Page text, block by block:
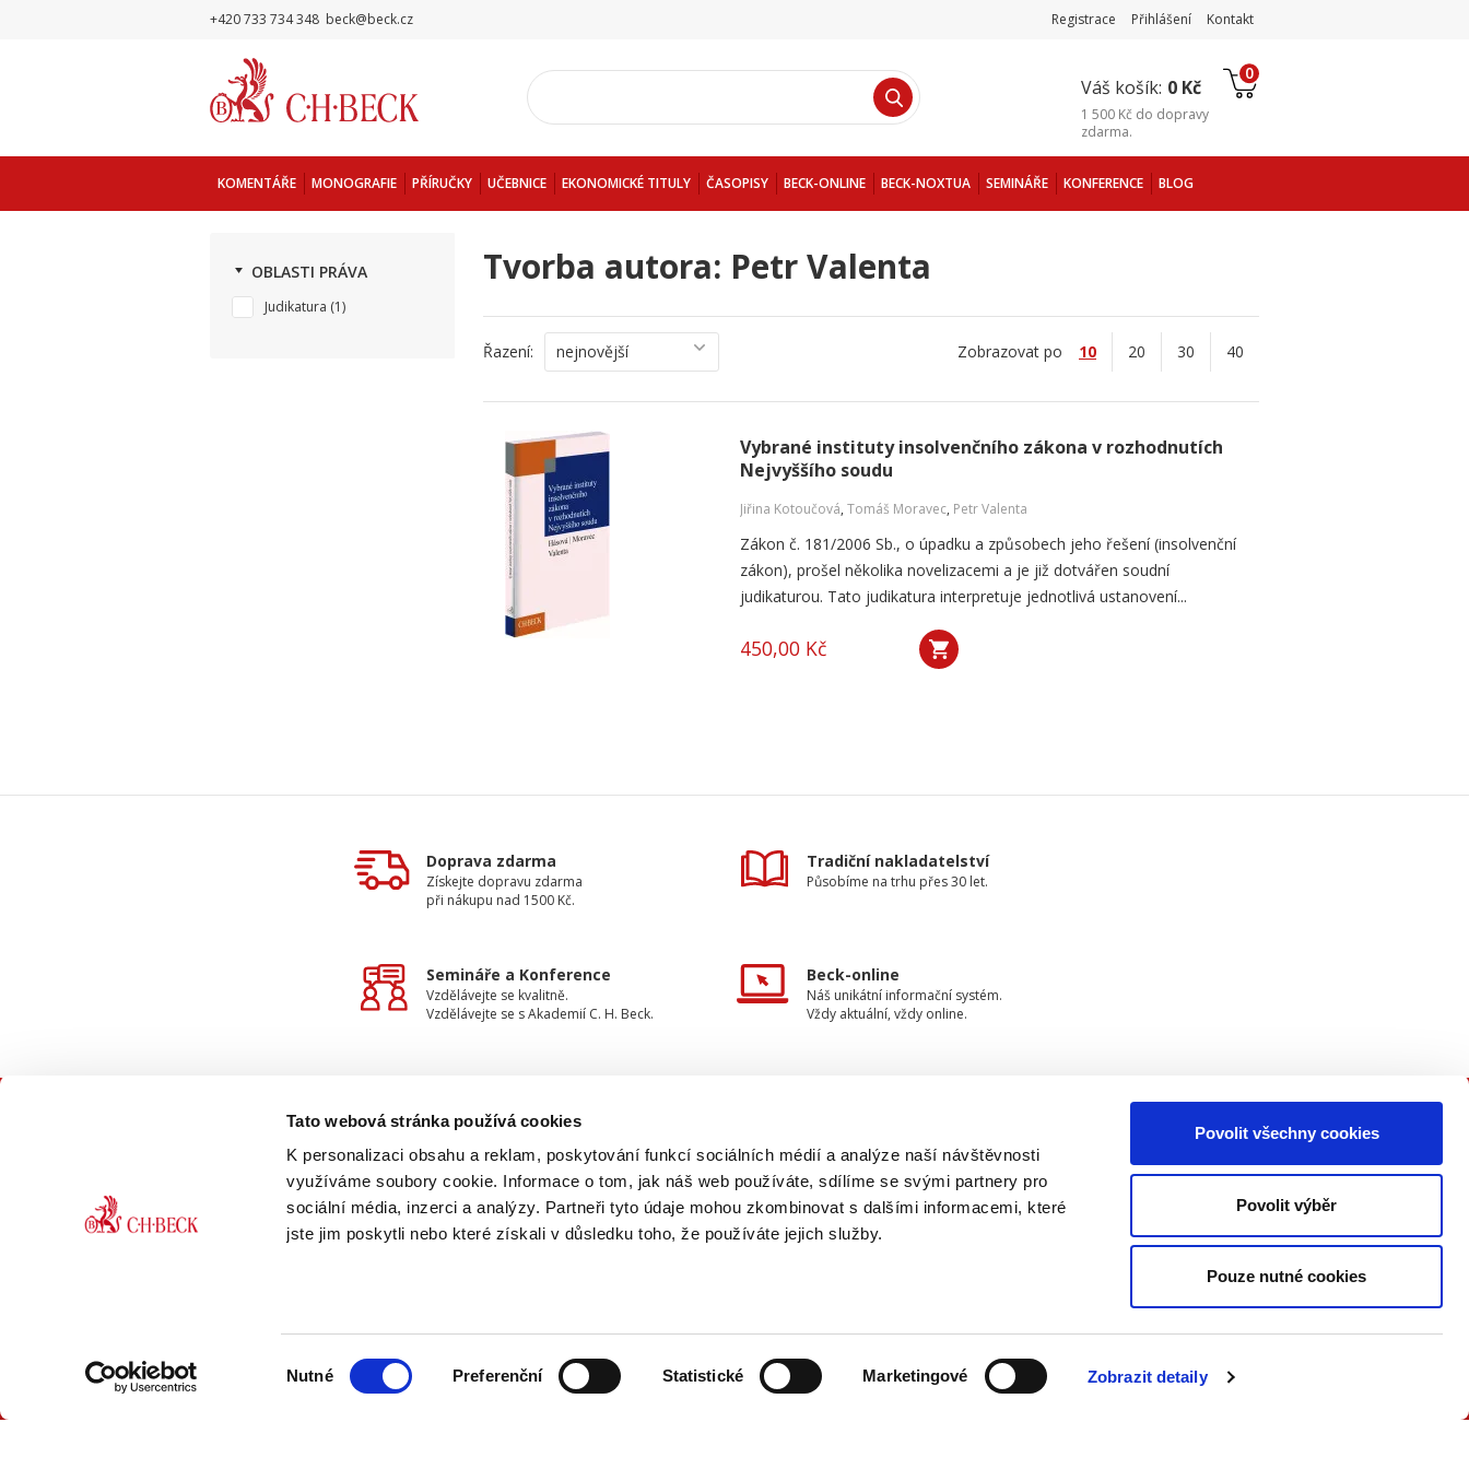
Tato webová stránka používá cookies
K personalizaci obsahu a reklam, poskytování funkcí sociálních médií a analýze naší návštěvnosti
využíváme soubory cookie. Informace o tom, jak náš web používáte, sdílíme se svými partnery pro
sociální média, inzerci a analýzy. Partneři tyto údaje mohou zkombinovat s dalšími informacemi, které
jste jim poskytli nebo které získali v důsledku toho, že používáte jejich služby.
Nutné Preferenční Statistické Marketingové Zobrazit detaily
Povolit všechny cookies
Povolit výběr
Pouze nutné cookies
+420 733 734 348 beck@beck.cz Registrace Přihlášení Kontakt
Váš košík: 0 Kč
0
1 500 Kč do dopravy
zdarma.
KOMENTÁŘE MONOGRAFIE PŘÍRUČKY UČEBNICE EKONOMICKÉ TITULY ČASOPISY BECK-ONLINE BECK-NOXTUA SEMINÁŘE KONFERENCE BLOG
OBLASTI PRÁVA
Judikatura (1)
Tvorba autora: Petr Valenta
Řazení: nejnovější Zobrazovat po 10 20 30 40
Vybrané instituty insolvenčního zákona v rozhodnutích
Nejvyššího soudu
Jiřina Kotoučová, Tomáš Moravec, Petr Valenta
Zákon č. 181/2006 Sb., o úpadku a způsobech jeho řešení (insolvenční
zákon), prošel několika novelizacemi a je již dotvářen soudní
judikaturou. Tato judikatura interpretuje jednotlivá ustanovení...
450,00 Kč
Doprava zdarma
Získejte dopravu zdarma
při nákupu nad 1500 Kč.
Tradiční nakladatelství
Působíme na trhu přes 30 let.
Semináře a Konference
Vzdělávejte se kvalitně.
Vzdělávejte se s Akademií C. H. Beck.
Beck-online
Náš unikátní informační systém.
Vždy aktuální, vždy online.
KONTAKTUJTE NÁS
733 734 348
INFORMACE
O nakladatelství
Ochrana osobních údajů
Kontakty
PŘIPOJTE SE K NÁM
Buďte informovaní o našich
konferencích a akčních nabídkách
Přečtěte si, jak naše nakladatelství